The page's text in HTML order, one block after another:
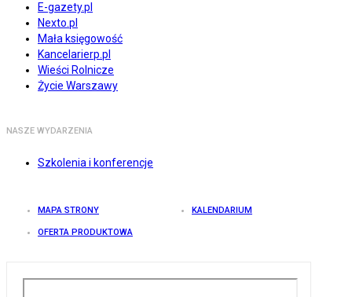
E-gazety.pl
Nexto.pl
Mała księgowość
Kancelarierp.pl
Wieści Rolnicze
Życie Warszawy
NASZE WYDARZENIA
Szkolenia i konferencje
MAPA STRONY KALENDARIUM
OFERTA PRODUKTOWA